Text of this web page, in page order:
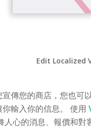
Edit Localized
傳您的商店，您也
輸入你的信息。 使用
心的消息、報價和對